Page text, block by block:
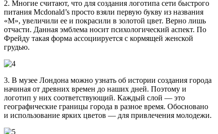
2. Многие считают, что для создания логотипа сети быстрого
питания Mcdonald’s просто взяли первую букву из названия
«М», увеличили ее и покрасили в золотой цвет. Верно лишь
отчасти. Данная эмблема носит психологический аспект. По
Фрейду такая форма ассоциируется с кормящей женской
грудью.
3. В музее Лондона можно узнать об истории создания города
начиная от древних времен до наших дней. Поэтому и
логотип у них соответствующий. Каждый слой — это
географические границы города в разное время. Обосновано
и использование ярких цветов — для привлечения молодежи.